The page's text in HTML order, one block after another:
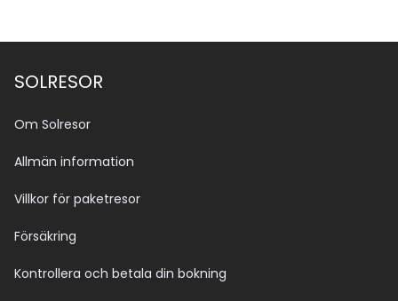
SOLRESOR
Om Solresor
Allmän information
Villkor för paketresor
Försäkring
Kontrollera och betala din bokning